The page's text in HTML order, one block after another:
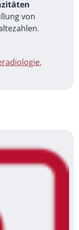
von
,